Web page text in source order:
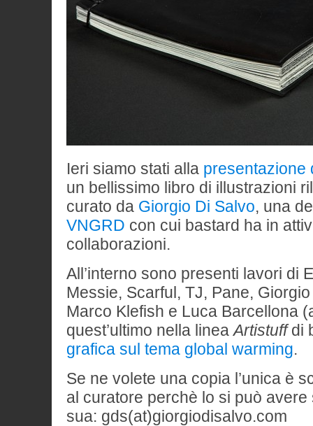
Ieri siamo stati alla presentazione
un bellissimo libro di illustrazioni
curato da Giorgio Di Salvo, una
VNGRD con cui bastard ha in
collaborazioni.
All’interno sono presenti lavori di
Messie, Scarful, TJ, Pane,
Marco Klefish e Luca Barcellona
quest’ultimo nella lineaArtistuffdi
grafica sul tema global warming.
Se ne volete una copia l’unica è
al curatore perchè lo si può
sua: gds(at)giorgiodisalvo.com